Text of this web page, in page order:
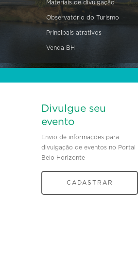
Materiais de divulgação
Observatório do Turismo
Principais atrativos
Venda BH
Divulgue seu
evento
Envio de informações para
divulgação de eventos no Portal
Belo Horizonte
CADASTRAR